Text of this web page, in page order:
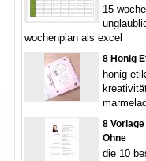
15
wochenplan als excel
8 Honig
honig
8
Ohne
die 10